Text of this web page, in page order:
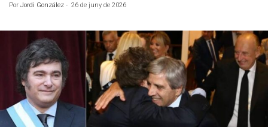
Por Jordi González - 26 de juny de 2026